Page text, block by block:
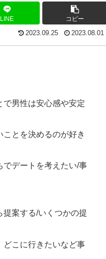
LINE コピー
2023.09.25 2023.08.01
で男性は安心感や安定
とを決めるのが好き
でデートを考えたい/事
案する/いくつかの提
どこに行きたいなど事